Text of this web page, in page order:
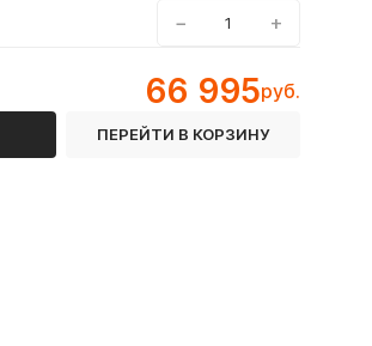
− +
66 995руб.
ПЕРЕЙТИ В КОРЗИНУ